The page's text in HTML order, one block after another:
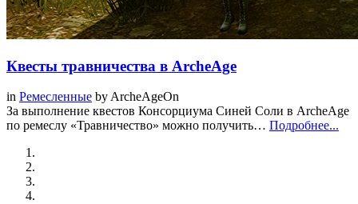
Квесты травничества в ArcheAge
in Ремесленные by ArcheAgeOn
За выполнение квестов Консорциума Синей Соли в ArcheAge
по ремеслу «Травничество» можно получить… Подробнее...